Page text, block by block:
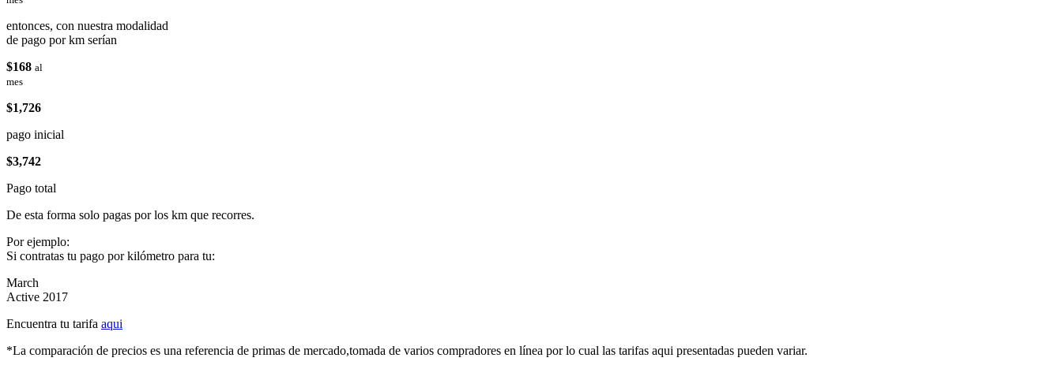
entonces, con nuestra modalidad
de pago por km serían
$168 al
mes
$1,726
pago inicial
$3,742
Pago total
De esta forma solo pagas por los km que recorres.
Por ejemplo:
Si contratas tu pago por kilómetro para tu:
March
Active 2017
Encuentra tu tarifa aqui
*La comparación de precios es una referencia de primas de mercado,tomada de varios compradores en línea por lo cual las tarifas aqui presentadas pueden variar.